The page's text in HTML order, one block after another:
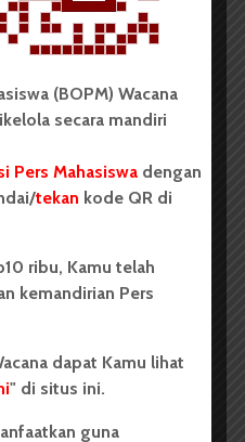
Lomba Riset
Inovasi
baca
(BOPM) Wacana
secara mandiri
Pers Mahasiswa dengan
tekan kode QR di
ribu, Kamu telah
kemandirian Pers
dapat Kamu lihat
" di situs ini.
guna